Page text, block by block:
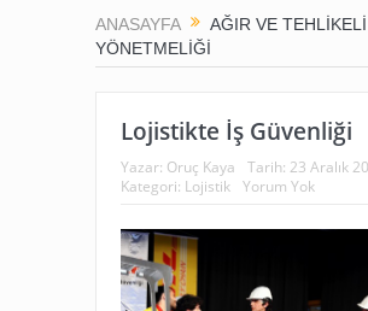
İnsan Hayatını Kurtarmak
ANASAYFA
AĞIR VE
YÖNETMELIĞI
Lojistikte İş Güvenliği
Yazar: Oruç Kaya Tarih: 23 Aralık
Kategori: Lojistik Yorum Yok